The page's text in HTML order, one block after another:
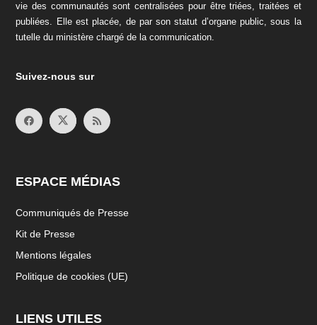
vie des communautés sont centralisées pour être triées, traitées et
publiées. Elle est placée, de par son statut d’organe public, sous la
tutelle du ministère chargé de la communication.
Suivez-nous sur
ESPACE MÉDIAS
Communiqués de Presse
Kit de Presse
Mentions légales
Politique de cookies (UE)
LIENS UTILES